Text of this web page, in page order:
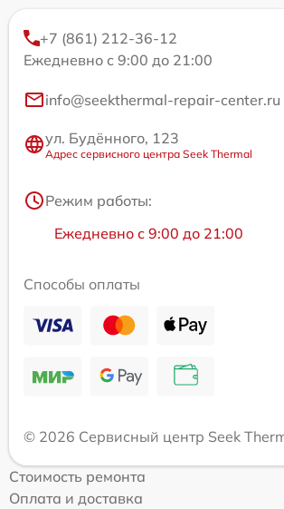
+7 (861) 212-36-12
Ежедневно с 9:00 до 21:00
info@seekthermal-repair-center.ru
ул. Будённого, 123
Адрес сервисного центра Seek Thermal
Режим работы:
Ежедневно с 9:00 до 21:00
Способы оплаты
© 2026 Сервисный центр Seek
Стоимость ремонта
Оплата и доставка